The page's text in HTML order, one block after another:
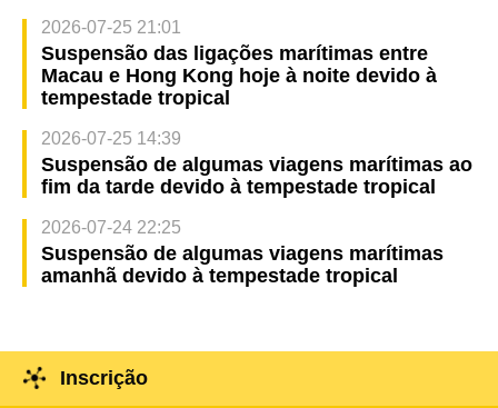
2026-07-25 21:01
Suspensão das ligações marítimas entre
Macau e Hong Kong hoje à noite devido à
tempestade tropical
2026-07-25 14:39
Suspensão de algumas viagens marítimas ao
fim da tarde devido à tempestade tropical
2026-07-24 22:25
Suspensão de algumas viagens marítimas
amanhã devido à tempestade tropical
Inscrição